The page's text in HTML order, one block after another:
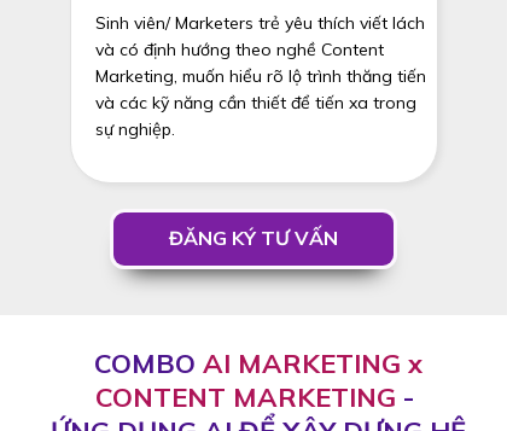
Sinh viên/ Marketers trẻ yêu thích viết lách
và có định hướng theo nghề Content
Marketing, muốn hiểu rõ lộ trình thăng tiến
và các kỹ năng cần thiết để tiến xa trong
sự nghiệp.
ĐĂNG KÝ TƯ VẤN
COMBO AI MARKETING x
CONTENT MARKETING -